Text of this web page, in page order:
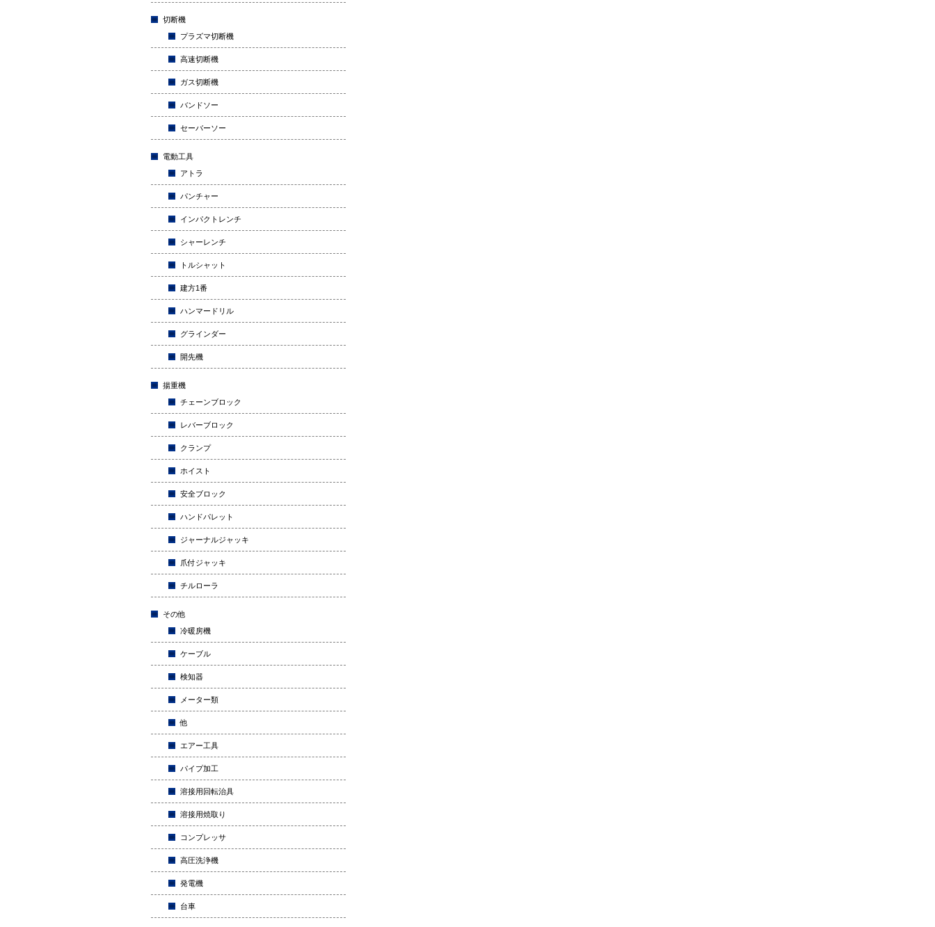
切断機
プラズマ切断機
高速切断機
ガス切断機
バンドソー
セーバーソー
電動工具
アトラ
パンチャー
インパクトレンチ
シャーレンチ
トルシャット
建方1番
ハンマードリル
グラインダー
開先機
揚重機
チェーンブロック
レバーブロック
クランプ
ホイスト
安全ブロック
ハンドパレット
ジャーナルジャッキ
爪付ジャッキ
チルローラ
その他
冷暖房機
ケーブル
検知器
メーター類
他
エアー工具
パイプ加工
溶接用回転治具
溶接用焼取り
コンプレッサ
高圧洗浄機
発電機
台車